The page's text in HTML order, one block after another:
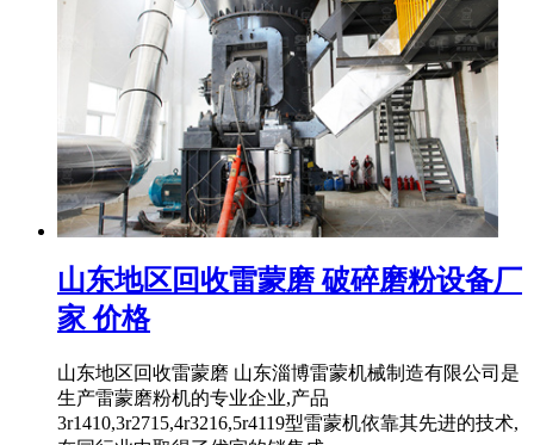
山东地区回收雷蒙磨 破碎磨粉设备厂
家 价格
山东地区回收雷蒙磨 山东淄博雷蒙机械制造有限公司是
生产雷蒙磨粉机的专业企业,产品
3r1410,3r2715,4r3216,5r4119型雷蒙机依靠其先进的技术,